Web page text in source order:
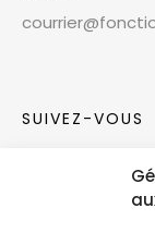
SUIVEZ-VOUS
Rejoignez notre